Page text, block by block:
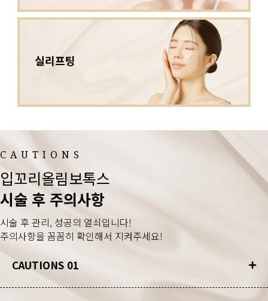
실리프팅
CAUTIONS
입꼬리올림보톡스
시술 후 주의사항
시술 후 관리, 성공의 열쇠입니다!
주의사항을 꼼꼼히 확인해서 지켜주세요!
CAUTIONS 01